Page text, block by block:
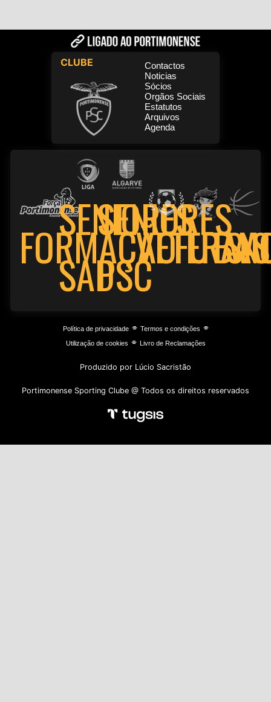
CLUBE
Contactos
Noticias
Sócios
Orgãos Sociais
Estatutos
Arquivos
Agenda
FORMAÇÃO
SENIORES
SAD
SENIORES
PSC
Política de privacidade⌯ Termos e condições ⌯
Utilização de cookies ⌯ Livro de Reclamações
Produzido por Lúcio Sacristão
Portimonense Sporting Clube @ Todos os direitos reservados